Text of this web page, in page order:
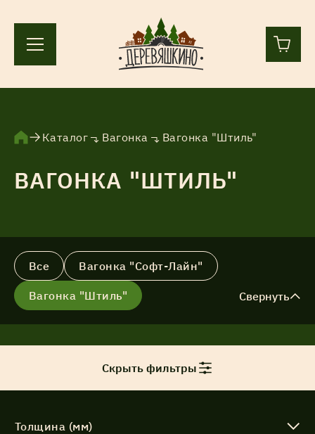
Ленинградская область, Всеволожский р-н, пос.
Лесколово, земля Аньялово.
Каталог
Каталог Вагонка Вагонка "Штиль"
ВАГОНКА "ШТИЛЬ"
Все Вагонка "Софт-Лайн"
Вагонка "Штиль" Свернуть
Скрыть фильтры
Толщина (мм)
Соглашение об обработке